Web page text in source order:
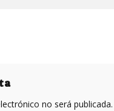
no será publicada.